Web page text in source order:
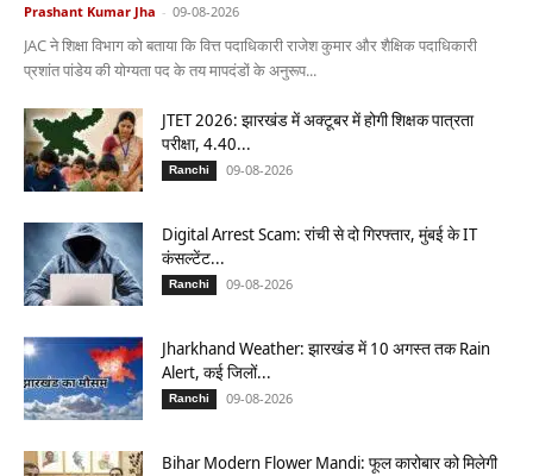
Prashant Kumar Jha - 09-08-2026
JAC ने शिक्षा विभाग को बताया कि वित्त पदाधिकारी राजेश कुमार और शैक्षिक पदाधिकारी
प्रशांत पांडेय की योग्यता पद के तय मापदंडों के अनुरूप...
JTET 2026: झारखंड में अक्टूबर में होगी शिक्षक पात्रता
परीक्षा, 4.40...
Ranchi 09-08-2026
Digital Arrest Scam: रांची से दो गिरफ्तार, मुंबई के IT
कंसल्टेंट...
Ranchi 09-08-2026
Jharkhand Weather: झारखंड में 10 अगस्त तक Rain
Alert, कई जिलों...
Ranchi 09-08-2026
Bihar Modern Flower Mandi: फूल कारोबार को मिलेगी